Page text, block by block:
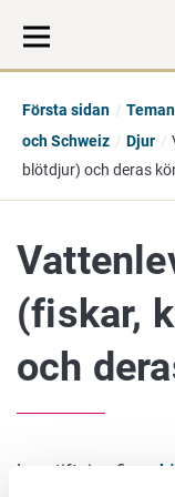
Första sidan Teman
och Schweiz
Djur
blötdjur) och deras
(fiskar,
och
Lagstiftning finns